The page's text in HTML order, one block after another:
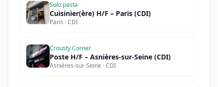
Solo pasta
Cuisinier(ère) H/F – Paris (CDI)
Paris · CDI
Crousty Corner
Poste H/F – Asnières-sur-Seine (CDI)
Asnières-sur-Seine · CDI